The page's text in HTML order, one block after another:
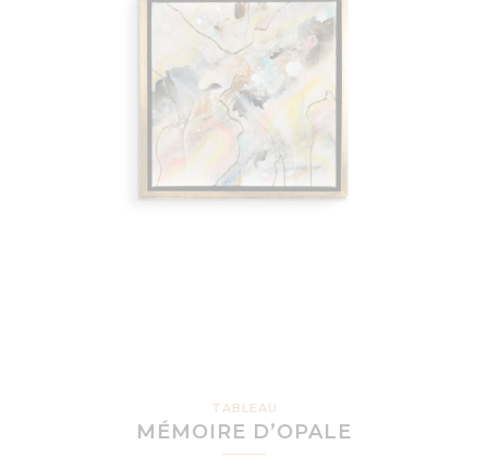
TABLEAU
MÉMOIRE D’OPALE